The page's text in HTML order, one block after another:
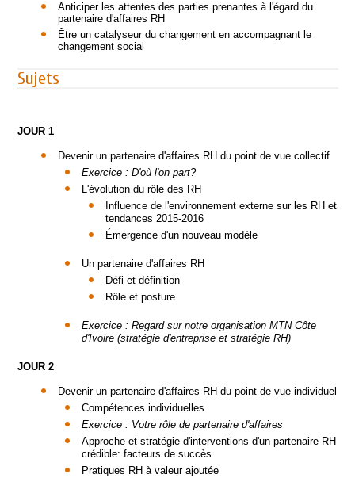
Anticiper les attentes des parties prenantes à l'égard du
partenaire d'affaires RH
Être un catalyseur du changement en accompagnant le
changement social
Sujets
JOUR 1
Devenir un partenaire d'affaires RH du point de vue collectif
Exercice : D'où l'on part?
L'évolution du rôle des RH
Influence de l'environnement externe sur les RH et
tendances 2015-2016
Émergence d'un nouveau modèle
Un partenaire d'affaires RH
Défi et définition
Rôle et posture
Exercice : Regard sur notre organisation MTN Côte
d'Ivoire (stratégie d'entreprise et stratégie RH)
JOUR 2
Devenir un partenaire d'affaires RH du point de vue individuel
Compétences individuelles
Exercice : Votre rôle de partenaire d'affaires
Approche et stratégie d'interventions d'un partenaire RH
crédible: facteurs de succès
Pratiques RH à valeur ajoutée